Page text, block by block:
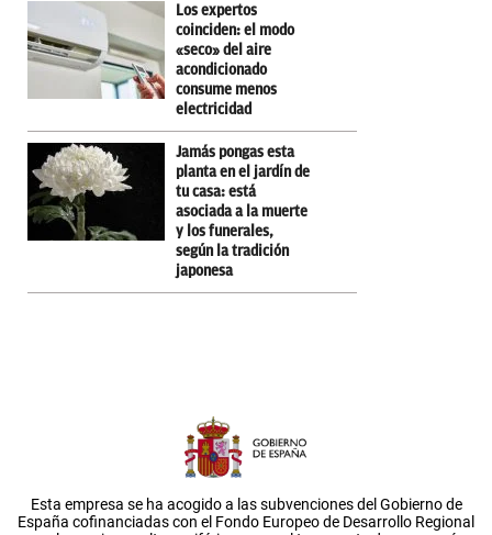
Los expertos
coinciden: el modo
«seco» del aire
acondicionado
consume menos
electricidad
Jamás pongas esta
planta en el jardín de
tu casa: está
asociada a la muerte
y los funerales,
según la tradición
japonesa
Esta empresa se ha acogido a las subvenciones del Gobierno de
España cofinanciadas con el Fondo Europeo de Desarrollo Regional